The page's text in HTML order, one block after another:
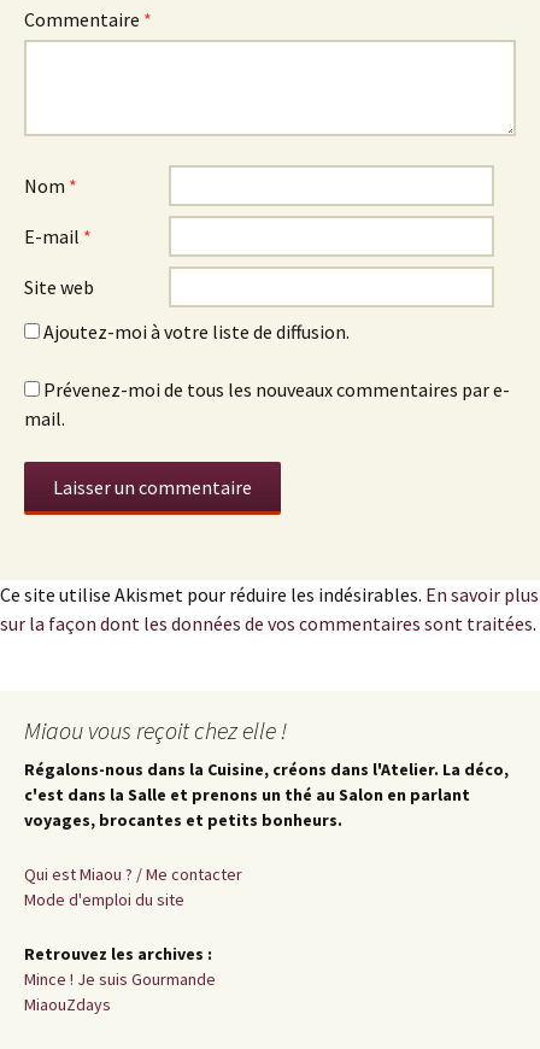
Commentaire *
Nom *
E-mail *
Site web
Ajoutez-moi à votre liste de diffusion.
Prévenez-moi de tous les nouveaux commentaires par e-
mail.
Ce site utilise Akismet pour réduire les indésirables. En savoir plus
sur la façon dont les données de vos commentaires sont traitées.
Miaou vous reçoit chez elle !
Régalons-nous dans la Cuisine, créons dans l'Atelier. La déco,
c'est dans la Salle et prenons un thé au Salon en parlant
voyages, brocantes et petits bonheurs.
Qui est Miaou ? / Me contacter
Mode d'emploi du site
Retrouvez les archives :
Mince ! Je suis Gourmande
MiaouZdays